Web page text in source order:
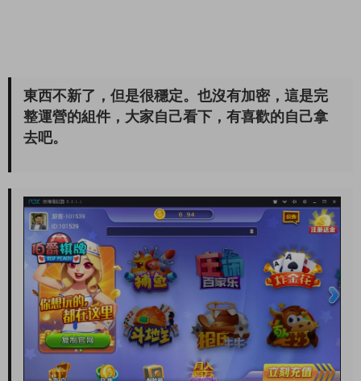
東西不新了，但是很穩定。也沒有加密，這是完
整運營的組件，大家自己看下，有喜歡的自己拿
去吧。